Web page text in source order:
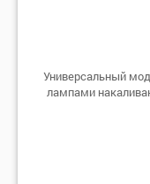
Универсальный
лампами